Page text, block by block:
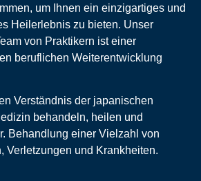
um Ihnen ein einzigartiges und
Heilerlebnis zu bieten. Unser
von Praktikern ist einer
beruflichen Weiterentwicklung
Verständnis der japanischen
behandeln, heilen und
Behandlung einer Vielzahl von
Verletzungen und Krankheiten.